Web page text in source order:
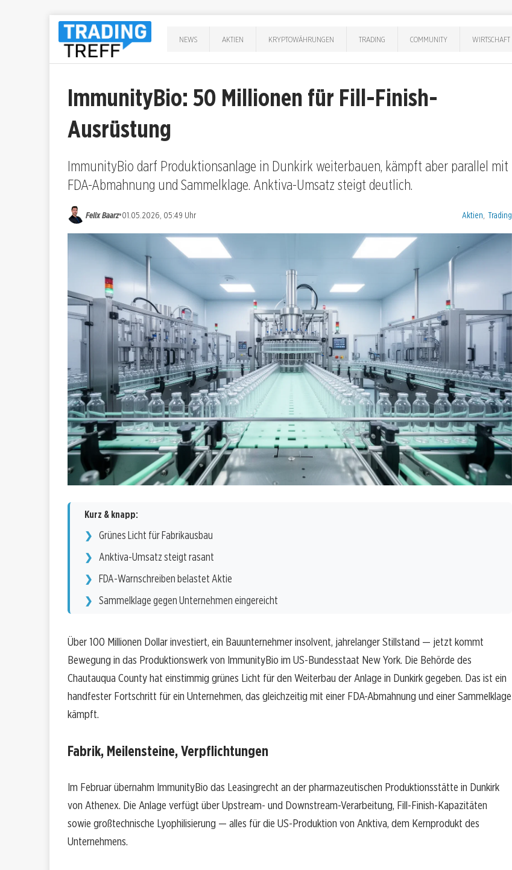
NEWS AKTIEN KRYPTOWÄHRUNGEN TRADING COMMUNITY WIRTSCHAFT
ImmunityBio: 50 Millionen für Fill-Finish-
Ausrüstung
ImmunityBio darf Produktionsanlage in Dunkirk weiterbauen, kämpft aber parallel mit
FDA-Abmahnung und Sammelklage. Anktiva-Umsatz steigt deutlich.
Felix Baarz•01.05.2026, 05:49 Uhr Kategorien:
Aktien Trading
Kurz & knapp:
Grünes Licht für Fabrikausbau
Anktiva-Umsatz steigt rasant
FDA-Warnschreiben belastet Aktie
Sammelklage gegen Unternehmen eingereicht
Über 100 Millionen Dollar investiert, ein Bauunternehmer insolvent, jahrelanger Stillstand — jetzt kommt
Bewegung in das Produktionswerk von ImmunityBio im US-Bundesstaat New York. Die Behörde des
Chautauqua County hat einstimmig grünes Licht für den Weiterbau der Anlage in Dunkirk gegeben. Das ist ein
handfester Fortschritt für ein Unternehmen, das gleichzeitig mit einer FDA-Abmahnung und einer Sammelklage
kämpft.
Fabrik, Meilensteine, Verpflichtungen
Im Februar übernahm ImmunityBio das Leasingrecht an der pharmazeutischen Produktionsstätte in Dunkirk
von Athenex. Die Anlage verfügt über Upstream- und Downstream-Verarbeitung, Fill-Finish-Kapazitäten
sowie großtechnische Lyophilisierung — alles für die US-Produktion von Anktiva, dem Kernprodukt des
Unternehmens.